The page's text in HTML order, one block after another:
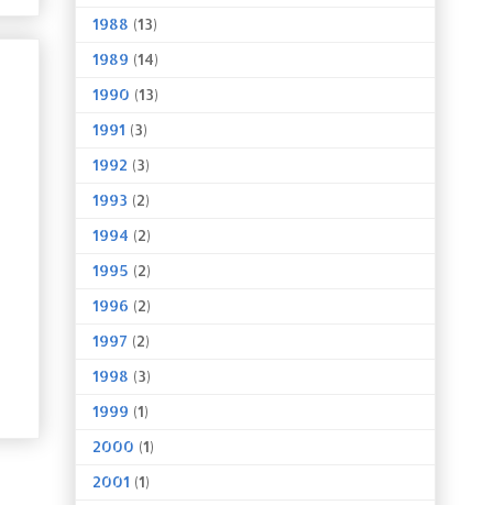
1988 (13)
1989 (14)
1990 (13)
1991 (3)
1992 (3)
1993 (2)
1994 (2)
1995 (2)
1996 (2)
1997 (2)
1998 (3)
1999 (1)
2000 (1)
2001 (1)